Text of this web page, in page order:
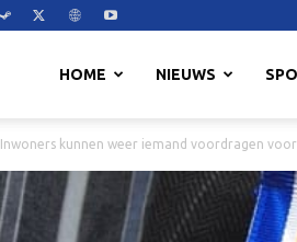
HOME NIEUWS
Inwoners kunnen weer iemand voordragen